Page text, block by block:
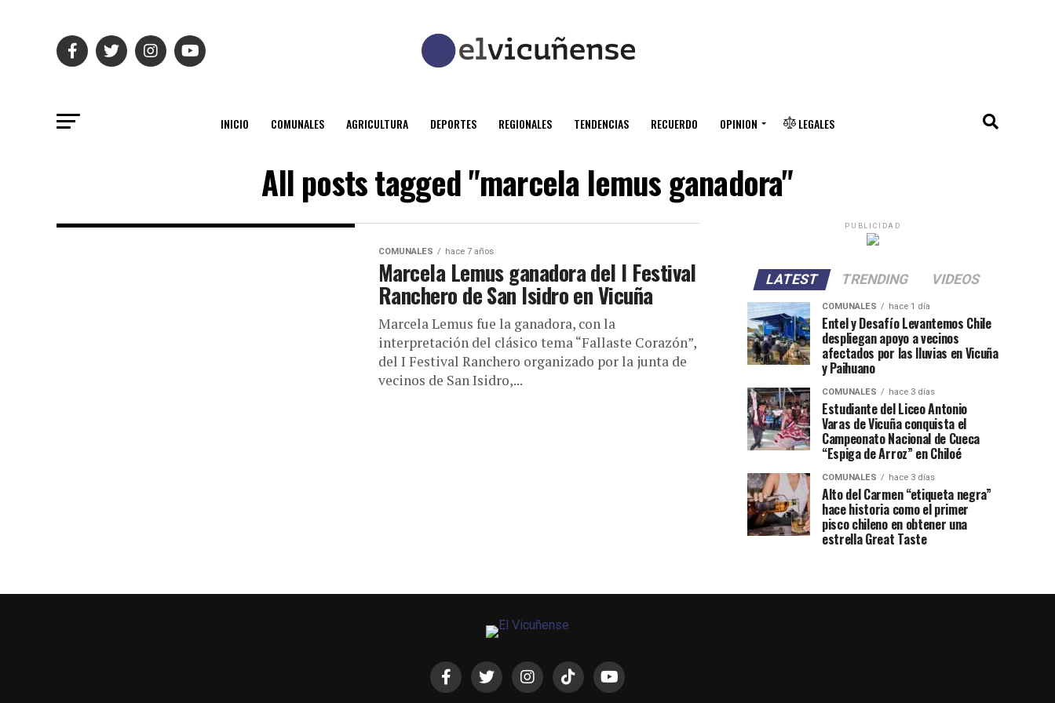
INICIO COMUNALES AGRICULTURA DEPORTES REGIONALES TENDENCIAS RECUERDO OPINION LEGALES
All posts tagged "marcela lemus ganadora"
COMUNALES hace 7 años
Marcela Lemus ganadora del I Festival
Ranchero de San Isidro en Vicuña
Marcela Lemus fue la ganadora, con la
interpretación del clásico tema “Fallaste Corazón”,
del I Festival Ranchero organizado por la junta de
vecinos de San Isidro,...
PUBLICIDAD
LATEST TRENDING VIDEOS
COMUNALES hace 1 día
Entel y Desafío Levantemos Chile
despliegan apoyo a vecinos
afectados por las lluvias en Vicuña
y Paihuano
COMUNALES hace 3 días
Estudiante del Liceo Antonio
Varas de Vicuña conquista el
Campeonato Nacional de Cueca
“Espiga de Arroz” en Chiloé
COMUNALES hace 3 días
Alto del Carmen “etiqueta negra”
hace historia como el primer
pisco chileno en obtener una
estrella Great Taste